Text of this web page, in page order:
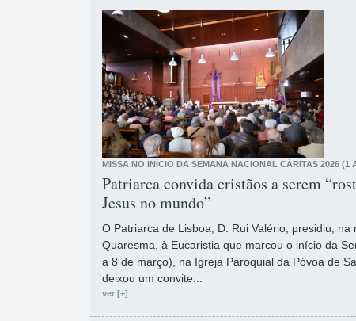
MISSA NO INÍCIO DA SEMANA NACIONAL CÁRITAS 2026 (1
Patriarca convida cristãos a serem
Jesus no mundo”
O Patriarca de Lisboa, D. Rui Valério, presidiu,
Quaresma, à Eucaristia que marcou o início da
a 8 de março), na Igreja Paroquial da Póvoa de
deixou um convite...
ver [+]